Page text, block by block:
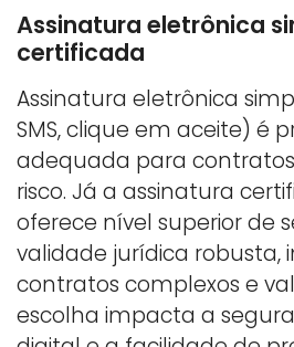
Assinatura eletrônica
certificada
Assinatura eletrônica
SMS, clique em aceite) é
adequada para
risco. Já a assinatura
oferece nível superior de
validade jurídica robusta,
contratos complexos e
escolha impacta a